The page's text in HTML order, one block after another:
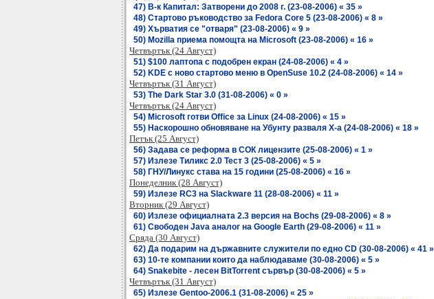
47) В-к Капитал: Затворени до 2008 г. (23-08-2006) « 35 »
48) Стартово ръководство за Fedora Core 5 (23-08-2006) « 8 »
49) Хърватия се "отваря" (23-08-2006) « 9 »
50) Mozilla приема помощта на Microsoft (23-08-2006) « 16 »
Четвъртък (24 Август)
51) $100 лаптопа с подобрен екран (24-08-2006) « 4 »
52) KDE с ново стартово меню в OpenSuse 10.2 (24-08-2006) « 14 »
Четвъртък (31 Август)
53) The Dark Star 3.0 (31-08-2006) « 0 »
Четвъртък (24 Август)
54) Microsoft готви Office за Linux (24-08-2006) « 15 »
55) Наскорошно обновяване на Убунту разваля X-а (24-08-2006) « 18 »
Петък (25 Август)
56) Задава се реформа в СОК лицензите (25-08-2006) « 1 »
57) Излезе Тиликс 2.0 Тест 3 (25-08-2006) « 5 »
58) ГНУ/Линукс става на 15 години (25-08-2006) « 16 »
Понеделник (28 Август)
59) Излезе RC3 на Slackware 11 (28-08-2006) « 11 »
Вторник (29 Август)
60) Излезе официалната 2.3 версия на Bochs (29-08-2006) « 8 »
61) Свободен Java аналог на Google Earth (29-08-2006) « 11 »
Сряда (30 Август)
62) Да подарим на държавните служители по едно CD (30-08-2006) « 41 »
63) 10-те компании които да наблюдаваме (30-08-2006) « 5 »
64) Snakebite - лесен BitTorrent сървър (30-08-2006) « 5 »
Четвъртък (31 Август)
65) Излезе Gentoo-2006.1 (31-08-2006) « 25 »